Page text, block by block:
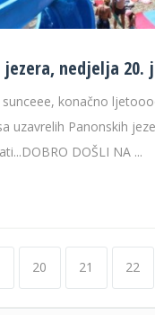
jezera, nedjelja 20.
konačno
uzavrelih Panonskih
DOŠLI NA ...
20 21 22